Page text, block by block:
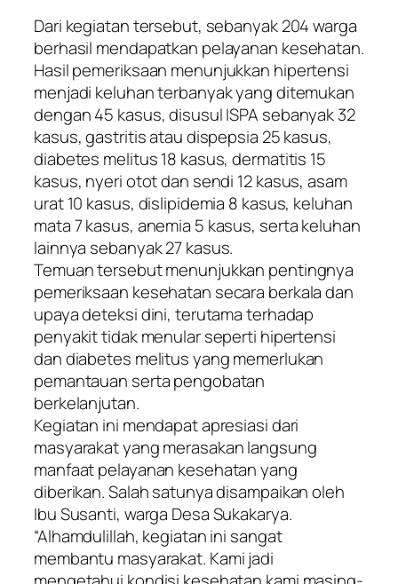
Dari kegiatan tersebut, sebanyak 204 warga
berhasil mendapatkan pelayanan kesehatan.
Hasil pemeriksaan menunjukkan hipertensi
menjadi keluhan terbanyak yang ditemukan
dengan 45 kasus, disusul ISPA sebanyak 32
kasus, gastritis atau dispepsia 25 kasus,
diabetes melitus 18 kasus, dermatitis 15
kasus, nyeri otot dan sendi 12 kasus, asam
urat 10 kasus, dislipidemia 8 kasus, keluhan
mata 7 kasus, anemia 5 kasus, serta keluhan
lainnya sebanyak 27 kasus.
Temuan tersebut menunjukkan pentingnya
pemeriksaan kesehatan secara berkala dan
upaya deteksi dini, terutama terhadap
penyakit tidak menular seperti hipertensi
dan diabetes melitus yang memerlukan
pemantauan serta pengobatan
berkelanjutan.
Kegiatan ini mendapat apresiasi dari
masyarakat yang merasakan langsung
manfaat pelayanan kesehatan yang
diberikan. Salah satunya disampaikan oleh
Ibu Susanti, warga Desa Sukakarya.
“Alhamdulillah, kegiatan ini sangat
membantu masyarakat. Kami jadi